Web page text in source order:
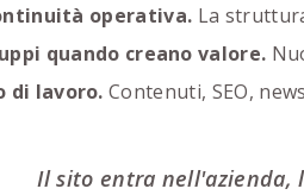
operativa. La
quando creano valore.
di lavoro. Contenuti, SEO,
Il sito entra nell'azienda,